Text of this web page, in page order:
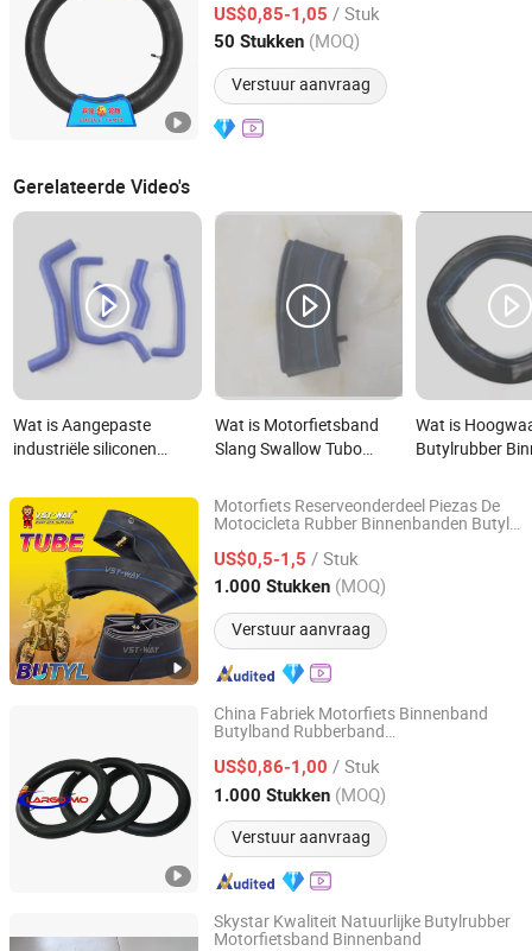
US$0,85-1,05 / Stuk
50 Stukken (MOQ)
Verstuur aanvraag
Shandong, China Sinds 2019
Gerelateerde Video's
Wat is Aangepaste
industriële siliconen
extrusietube,
hittebestendige rubberen
profielafdichtstrip
Wat is Motorfietsband
Slang Swallow Tubo
Wat is
Butylrubber
Binnenband
Motorfiets Reserveonderdeel Piezas De
Motocicleta Rubber Binnenbanden Butyl
Moto Fietsband
US$0,5-1,5 / Stuk
1.000 Stukken (MOQ)
Verstuur aanvraag
Qingdao Vanstone Industry Co., Ltd.
Shandong, China Sinds 2022
China Fabriek Motorfiets Binnenband
Butylband Rubberband
Kruiwagenbanden Fiets Binnenband en
BandenbuisDekbanden Ventiel 700c
3.00-17
US$0,86-1,00 / Stuk
1.000 Stukken (MOQ)
Verstuur aanvraag
QINGDAO LAND LION INDUSTRY CO., LTD.
Shandong, China Sinds 2017
Skystar Kwaliteit Natuurlijke Butylrubber
Motorfietsband Binnenband